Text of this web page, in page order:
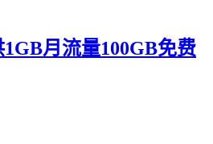
月流量100GB免费